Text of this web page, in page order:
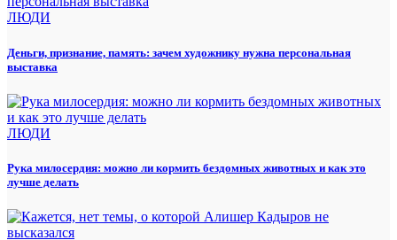
ЛЮДИ
Деньги, признание, память: зачем художнику нужна персональная
выставка
ЛЮДИ
Рука милосердия: можно ли кормить бездомных животных и как это
лучше делать